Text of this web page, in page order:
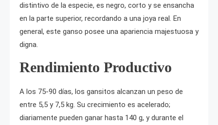
distintivo de la especie, es negro, corto y se ensancha
en la parte superior, recordando a una joya real. En
general, este ganso posee una apariencia majestuosa y
digna.
Rendimiento Productivo
A los 75-90 días, los gansitos alcanzan un peso de
entre 5,5 y 7,5 kg. Su crecimiento es acelerado;
diariamente pueden ganar hasta 140 g, y durante el